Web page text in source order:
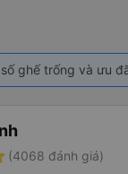
ghế trống và ưu
(4068 đánh giá)